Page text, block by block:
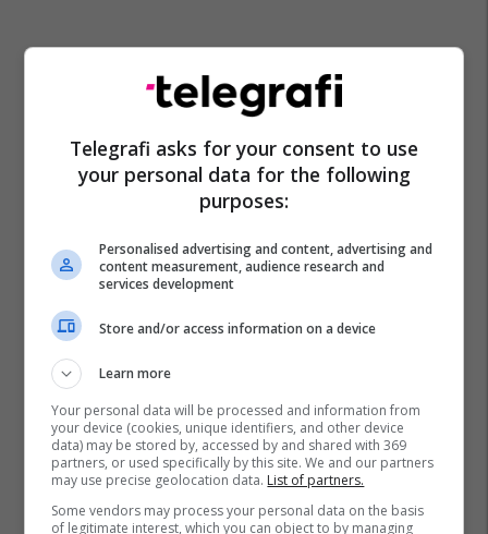
Telegrafi asks for your consent to use
your personal data for the following
purposes:
Personalised advertising and content, advertising and
content measurement, audience research and
services development
Store and/or access information on a device
Learn more
Your personal data will be processed and information from
your device (cookies, unique identifiers, and other device
data) may be stored by, accessed by and shared with 369
partners, or used specifically by this site. We and our partners
may use precise geolocation data. List of partners.
Some vendors may process your personal data on the basis
of legitimate interest, which you can object to by managing